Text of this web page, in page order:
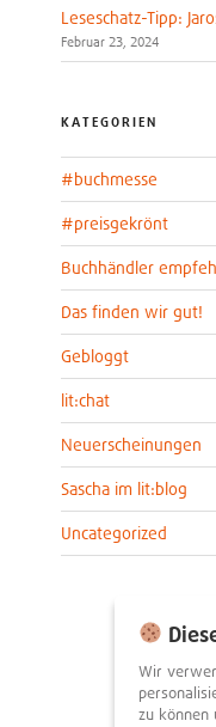
Leseschatz-Tipp:
Februar 23, 2024
KATEGORIEN
#buchmesse
#preisgekrönt
Buchhändler
Das finden wir gut!
Gebloggt
lit:chat
Neuerscheinungen
Sascha im lit:blog
Uncategorized
Wir
zu können